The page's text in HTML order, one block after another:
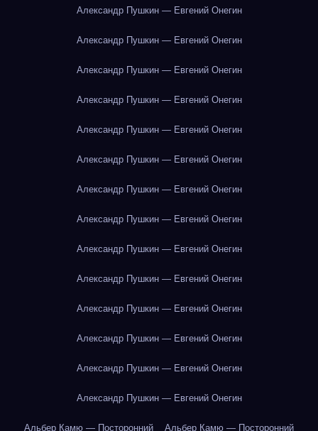
Александр Пушкин — Евгений Онегин
Александр Пушкин — Евгений Онегин
Александр Пушкин — Евгений Онегин
Александр Пушкин — Евгений Онегин
Александр Пушкин — Евгений Онегин
Александр Пушкин — Евгений Онегин
Александр Пушкин — Евгений Онегин
Александр Пушкин — Евгений Онегин
Александр Пушкин — Евгений Онегин
Александр Пушкин — Евгений Онегин
Александр Пушкин — Евгений Онегин
Александр Пушкин — Евгений Онегин
Александр Пушкин — Евгений Онегин
Александр Пушкин — Евгений Онегин
Альбер Камю — Посторонний Альбер Камю — Посторонний